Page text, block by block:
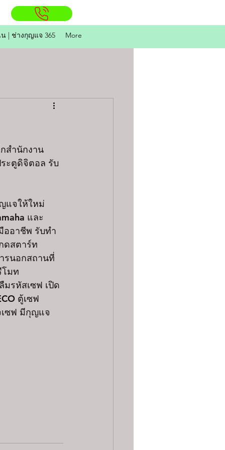
| ช่างกุญแจ 365 More
สำนักงาน
ะตูดิจิตอล รับ
แจให้ใหม่
และ
ออาชีพ รับทำ
ดสตาร์ท
รนอกสถานที่
มท
มรหัสเซฟ เปิด
ตู้เซฟ
ซฟ มีกุญแจ